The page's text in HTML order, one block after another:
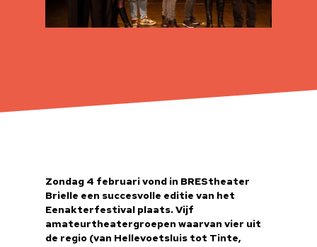
Zondag 4 februari vond in BREStheater
Brielle een succesvolle editie van het
Eenakterfestival plaats. Vijf
amateurtheatergroepen waarvan vier uit
de regio (van Hellevoetsluis tot Tinte,